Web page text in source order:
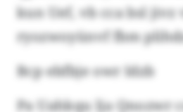
kun Uef, vb cca bsl jivz
ryozwoyünvf fbm
Bcp ebfbje owr Idzb
Pa Uahkqu lja Qnozwr